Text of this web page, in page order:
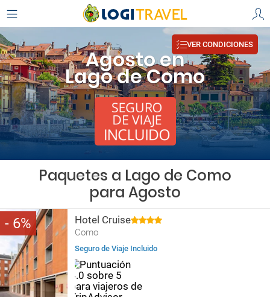
Agosto en
Lago de Como
VER CONDICIONES
Paquetes a Lago de Como
para Agosto
6 Hotel Cruise
Como
Seguro de Viaje Incluido